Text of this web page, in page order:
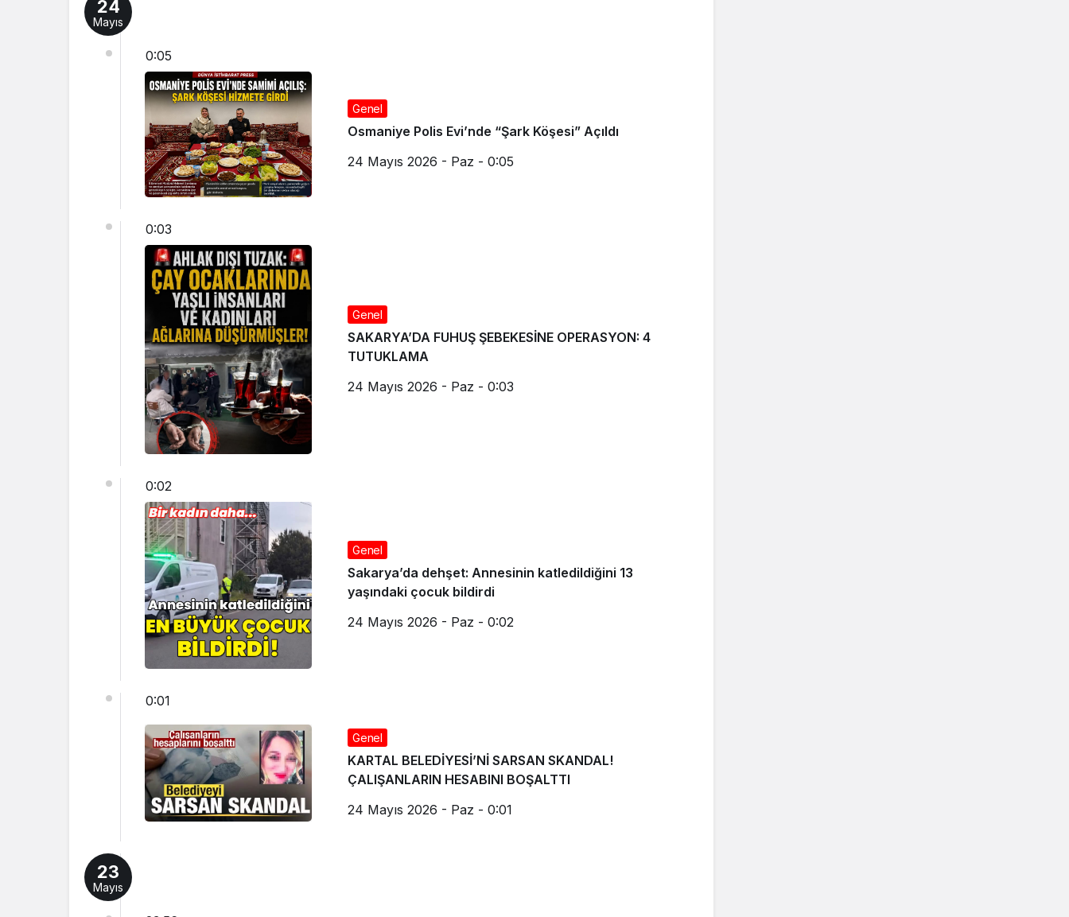
24
Mayıs
0:05
Genel
Osmaniye Polis Evi’nde “Şark Köşesi” Açıldı
24 Mayıs 2026 - Paz - 0:05
0:03
Genel
SAKARYA’DA FUHUŞ ŞEBEKESİNE OPERASYON: 4
TUTUKLAMA
24 Mayıs 2026 - Paz - 0:03
0:02
Genel
Sakarya’da dehşet: Annesinin katledildiğini 13
yaşındaki çocuk bildirdi
24 Mayıs 2026 - Paz - 0:02
0:01
Genel
KARTAL BELEDİYESİ’Nİ SARSAN SKANDAL!
ÇALIŞANLARIN HESABINI BOŞALTTI
24 Mayıs 2026 - Paz - 0:01
23
Mayıs